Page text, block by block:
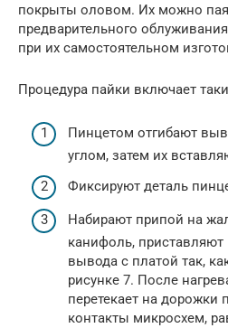
покрыты оловом. Их можно
предварительного
при их самостоятельном
Процедура пайки включает
Пинцетом отгибают
углом, затем их
Фиксируют деталь
Набирают припой на
канифоль, приставляют
вывода с платой так,
рисунке 7. После
перетекает на
контакты микросхем,